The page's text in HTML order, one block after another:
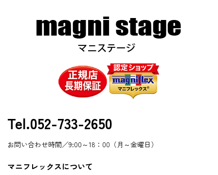
Tel.052-733-2650
お問い合わせ時間／9:00～18：00（月～金曜日）
マニフレックスについて